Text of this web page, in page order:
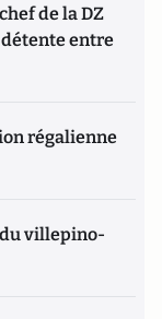
de la DZ
détente entre
régalienne
villepino-